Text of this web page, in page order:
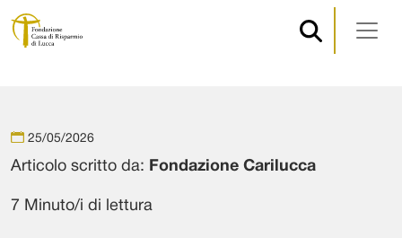
Navigazione principale
25/05/2026
Articolo scritto da: Fondazione Carilucca
7 Minuto/i di lettura